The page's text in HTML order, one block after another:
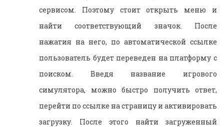
сервисом. Поэтому стоит открыть меню и
найти соответствующий значок. После
нажатия на него, по автоматической ссылке
пользователь будет переведен на платформу с
поиском. Введя название игрового
симулятора, можно быстро получить ответ,
перейти по ссылке на страницу и активировать
загрузку. После этого найти загруженный